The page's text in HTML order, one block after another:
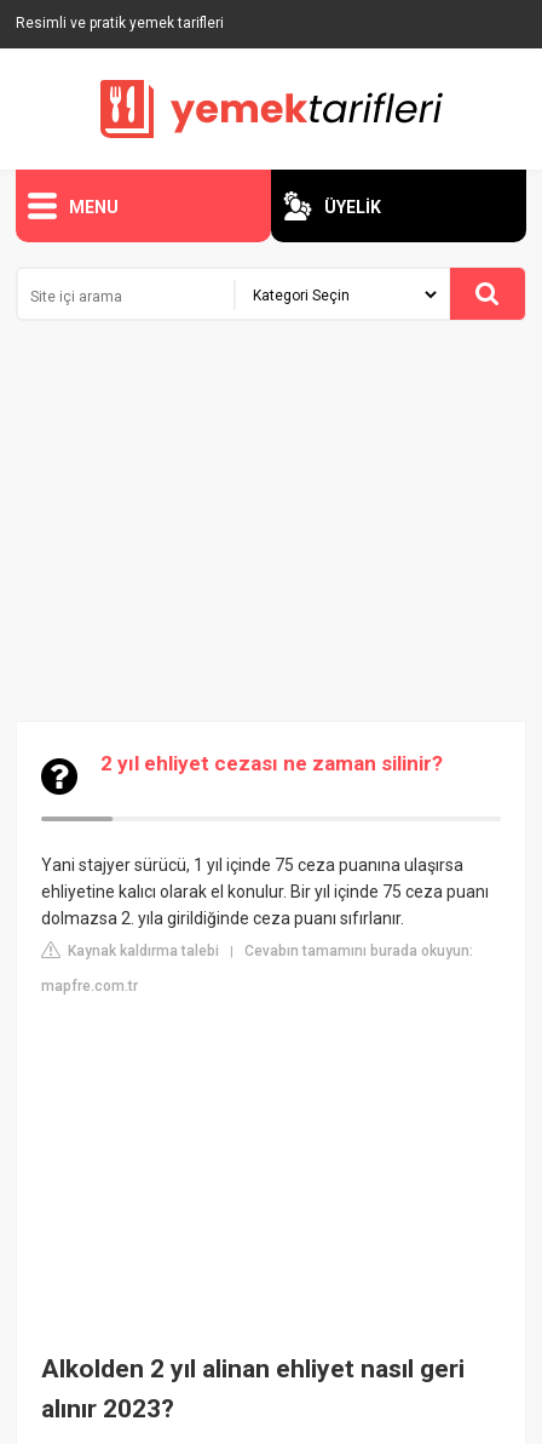
Resimli ve pratik yemek tarifleri
MENU ÜYELİK
2 yıl ehliyet cezası ne zaman silinir?
Yani stajyer sürücü, 1 yıl içinde 75 ceza puanına ulaşırsa
ehliyetine kalıcı olarak el konulur. Bir yıl içinde 75 ceza puanı
dolmazsa 2. yıla girildiğinde ceza puanı sıfırlanır.
Kaynak kaldırma talebi |Cevabın tamamını burada okuyun:
mapfre.com.tr
Alkolden 2 yıl alinan ehliyet nasıl geri
alınır 2023?